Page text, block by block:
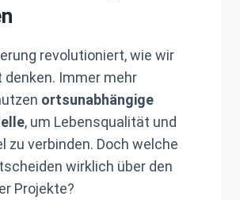
revolutioniert, wie wir
denken. Immer mehr
ortsunabhängige
, um Lebensqualität und
zu verbinden. Doch welche
wirklich über den
Projekte?